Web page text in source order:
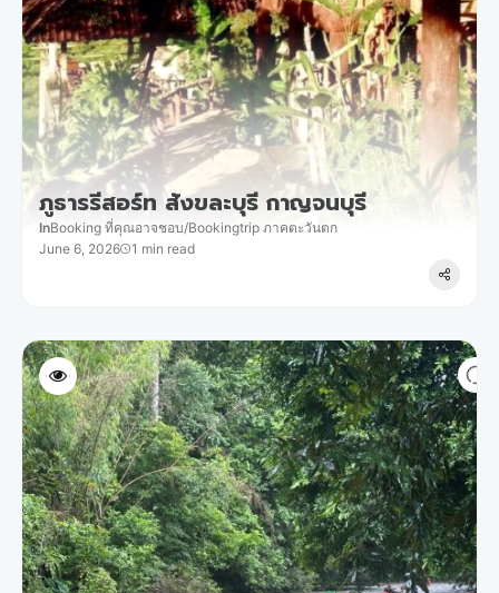
ภูธารรีสอร์ท สังขละบุรี กาญจนบุรี
InBooking ที่คุณอาจชอบ/Bookingtrip ภาคตะวันตก
June 6, 2026
1 min read